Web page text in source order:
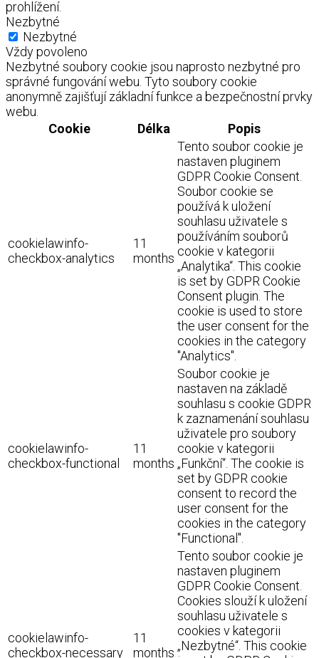
prohlížení.
Nezbytné
Nezbytné
Vždy povoleno
Nezbytné soubory cookie jsou naprosto nezbytné pro
správné fungování webu. Tyto soubory cookie
anonymně zajišťují základní funkce a bezpečnostní prvky
webu.
Cookie
Délka Popis
cookielawinfo-
checkbox-analytics
11
months
Tento soubor cookie je
nastaven pluginem
GDPR Cookie Consent.
Soubor cookie se
používá k uložení
souhlasu uživatele s
používáním souborů
cookie v kategorii
„Analytika“. This cookie
is set by GDPR Cookie
Consent plugin. The
cookie is used to store
the user consent for the
cookies in the category
"Analytics".
cookielawinfo-
checkbox-functional
11
months
Soubor cookie je
nastaven na základě
souhlasu s cookie GDPR
k zaznamenání souhlasu
uživatele pro soubory
cookie v kategorii
„Funkční“. The cookie is
set by GDPR cookie
consent to record the
user consent for the
cookies in the category
"Functional".
cookielawinfo-
checkbox-necessary
11
months
Tento soubor cookie je
nastaven pluginem
GDPR Cookie Consent.
Cookies slouží k uložení
souhlasu uživatele s
cookies v kategorii
„Nezbytné“. This cookie